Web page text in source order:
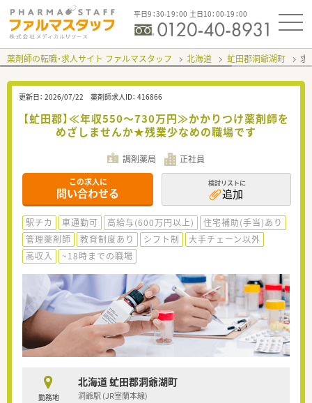
平日9：30-19：00 土日10：00-19：00
薬剤師の転職・求人サイト ファルマスタッフ 北海道 虻田郡洞爺湖町 求
更新日： 2026/07/22 薬剤師求人ID： 416866
【虻田郡】≪年収550～730万円≫かかりつけ薬剤師を
めざしませんか★残業少なめの職場です
調剤薬局 正社員
この求人に
問い合わせる
検討リストに
追加
駅チカ 車通勤可 高給与(600万円以上)
住宅補助(手当)あり
管理薬剤師
教育制度あり シフト制
大手チェーン以外
高収入
~18時までの職場
勤務地
北海道 虻田郡洞爺湖町
洞爺駅 (JR室蘭本線)